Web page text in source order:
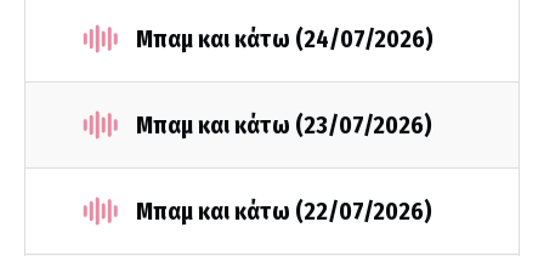
Μπαμ και κάτω (24/07/2026)
Μπαμ και κάτω (23/07/2026)
Μπαμ και κάτω (22/07/2026)